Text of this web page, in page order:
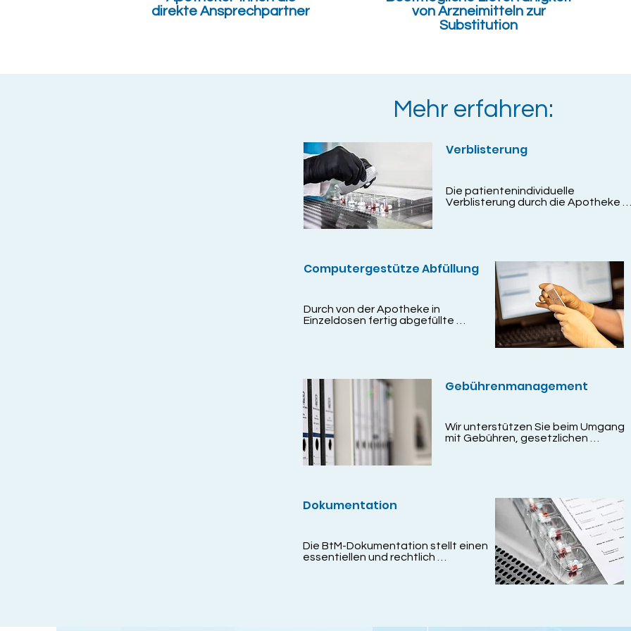
direkte Ansprechpartner
von Arzneimitteln zur
Substitution
Mehr erfahren:
Verblisterung
Die patientenindividuelle
Verblisterung durch die Apotheke
Medikation bei.
Durch von der Apotheke in
Einzeldosen fertig abgefüllte
Durch diverse
Kontrollmechanismen wie
beispielsweise der
gravimetrischen und
volumetrischen Überprüfung
während des Abfüllvorgangs
minimiert sich das Risiko
potenzieller Fehlerquellen bei der
Zudem ermöglicht das System
eine digitale Dokumentation und
Computergestütze Abfüllung
Gebührenmanagement
Wir unterstützen Sie beim Umgang
mit Gebühren, gesetzlichen
Dokumentation
Die BtM-Dokumentation stellt einen
essentiellen und rechtlich
Dokumentation (u.a.